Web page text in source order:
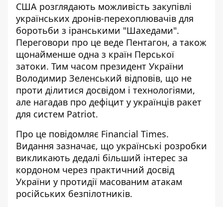
США розглядають можливість закупівлі
українських дронів-перехоплювачів для
боротьби з іранськими "Шахедами".
Переговори про це веде Пентагон, а також
щонайменше одна з країн Перської
затоки. Тим часом президент України
Володимир Зеленський відповів, що не
проти ділитися досвідом і технологіями,
але нагадав про дефіцит у українців ракет
для систем Patriot.
Про це повідомляє Financial Times.
Видання зазначає, що українські розробки
викликають дедалі більший інтерес за
кордоном через практичний досвід
України у протидії масованим атакам
російських безпілотників.